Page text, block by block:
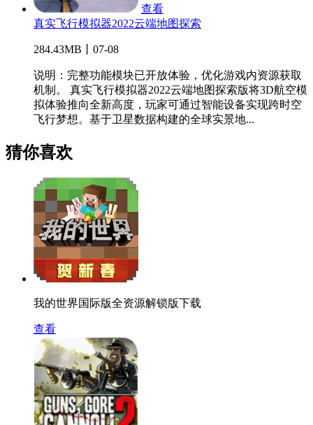
查看
真实飞行模拟器2022云端地图探索
284.43MB丨07-08
说明：完整功能模块已开放体验，优化游戏内资源获取
机制。 真实飞行模拟器2022云端地图探索版将3D航空模
拟体验推向全新高度，玩家可通过智能设备实现跨时空
飞行梦想。基于卫星数据构建的全球实景地...
猜你喜欢
我的世界国际版全资源解锁版下载
查看